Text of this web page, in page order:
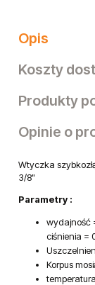
Opis
Koszty
Cena nie
Produkty
Opinie o
Wtyczka
3/8"
Parametry :
wydajność
ciśnienia =
Korpus